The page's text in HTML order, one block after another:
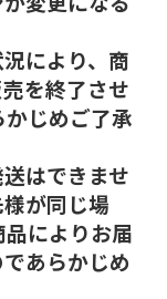
により、商
を終了させ
じめご了承
はできませ
が同じ場
によりお届
あらかじめ